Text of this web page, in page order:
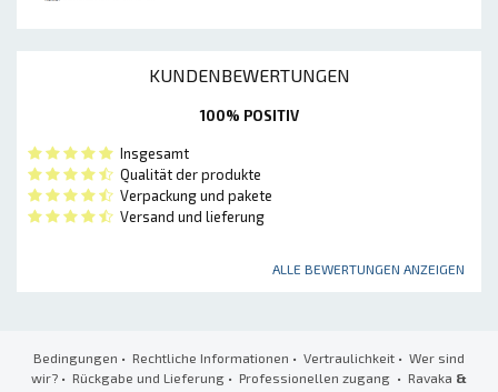
KUNDENBEWERTUNGEN
100% POSITIV
Insgesamt
Qualität der produkte
Verpackung und pakete
Versand und lieferung
ALLE BEWERTUNGEN ANZEIGEN
Bedingungen • Rechtliche Informationen • Vertraulichkeit • Wer sind
wir? • Rückgabe und Lieferung • Professionellen zugang • Ravaka &